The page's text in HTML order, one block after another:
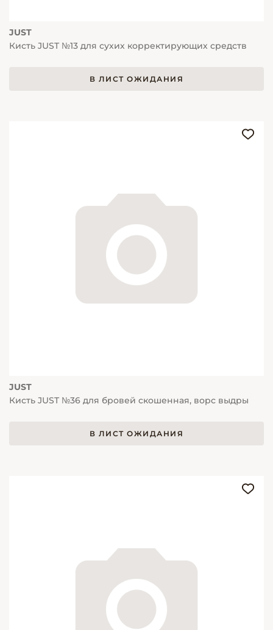
JUST
Кисть JUST №13 для сухих корректирующих средств
В ЛИСТ ОЖИДАНИЯ
JUST
Кисть JUST №36 для бровей скошенная, ворс выдры
В ЛИСТ ОЖИДАНИЯ